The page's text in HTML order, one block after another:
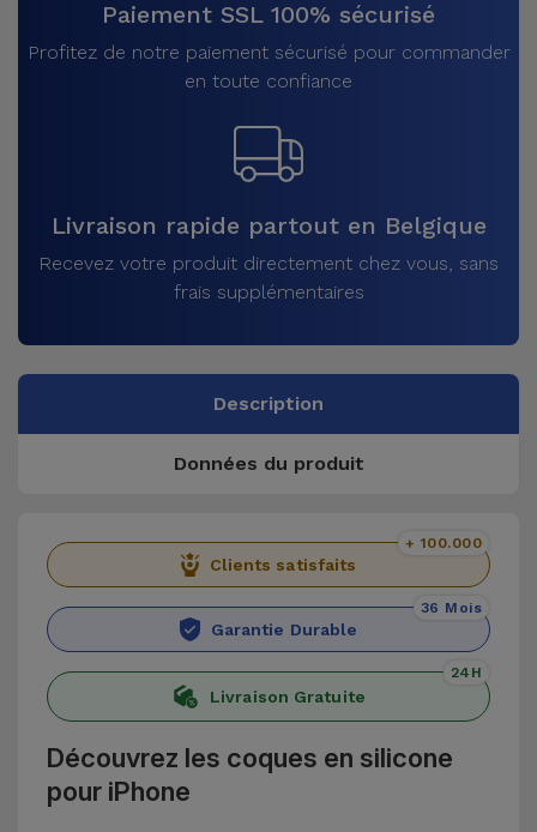
Paiement SSL 100% sécurisé
Profitez de notre paiement sécurisé pour commander
en toute confiance
Livraison rapide partout en Belgique
Recevez votre produit directement chez vous, sans
frais supplémentaires
Description
Données du produit
Clients satisfaits
+ 100.000
Garantie Durable
36 Mois
Livraison Gratuite
24H
Découvrez les coques en silicone
pour iPhone